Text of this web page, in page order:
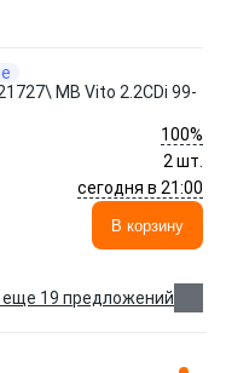
MB Vito 2.2CDi 99-
100%
2 шт.
сегодня в 21:00
В корзину
еще 19 предложений